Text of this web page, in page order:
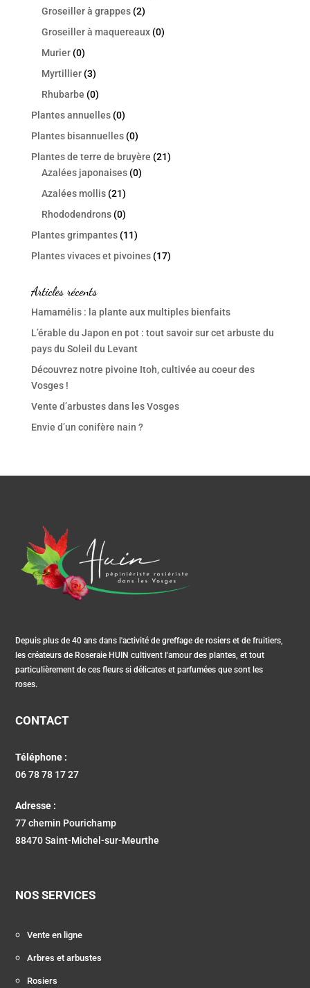
Groseiller à grappes (2)
Groseiller à maquereaux (0)
Murier (0)
Myrtillier (3)
Rhubarbe (0)
Plantes annuelles (0)
Plantes bisannuelles (0)
Plantes de terre de bruyère (21)
Azalées japonaises (0)
Azalées mollis (21)
Rhododendrons (0)
Plantes grimpantes (11)
Plantes vivaces et pivoines (17)
Articles récents
Hamamélis : la plante aux multiples bienfaits
L’érable du Japon en pot : tout savoir sur cet arbuste du
pays du Soleil du Levant
Découvrez notre pivoine Itoh, cultivée au coeur des
Vosges !
Vente d’arbustes dans les Vosges
Envie d’un conifère nain ?
Depuis plus de 40 ans dans l'activité de greffage de rosiers et de fruitiers,
les créateurs de Roseraie HUIN cultivent l'amour des plantes, et tout
particulièrement de ces fleurs si délicates et parfumées que sont les
roses.
CONTACT
Téléphone :
06 78 78 17 27
Adresse :
77 chemin Pourichamp
88470 Saint-Michel-sur-Meurthe
NOS SERVICES
Vente en ligne
Arbres et arbustes
Rosiers